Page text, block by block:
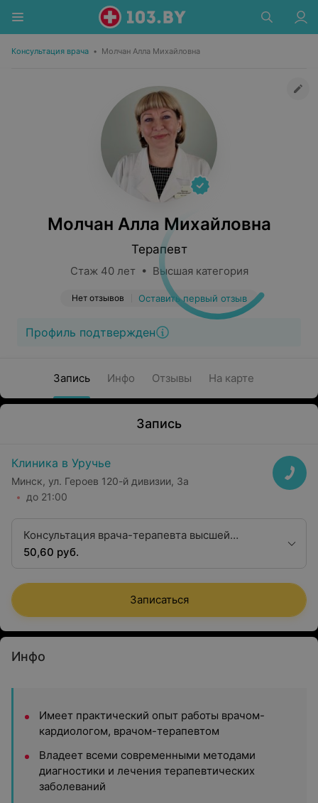
Консультация врача • Молчан Алла Михайловна
Молчан Алла Михайловна
Терапевт
Стаж 40 лет • Высшая категория
Нет отзывов Оставить первый отзыв
Профиль подтвержден
Запись Инфо Отзывы На карте
Запись
Клиника в Уручье
Минск, ул. Героев 120-й дивизии, 3а
до 21:00
Консультация врача-терапевта высшей
квалификационной категории
50,60 руб.
Записаться
Инфо
Имеет практический опыт работы врачом-
кардиологом, врачом-терапевтом
Владеет всеми современными методами
диагностики и лечения терапевтических
заболеваний